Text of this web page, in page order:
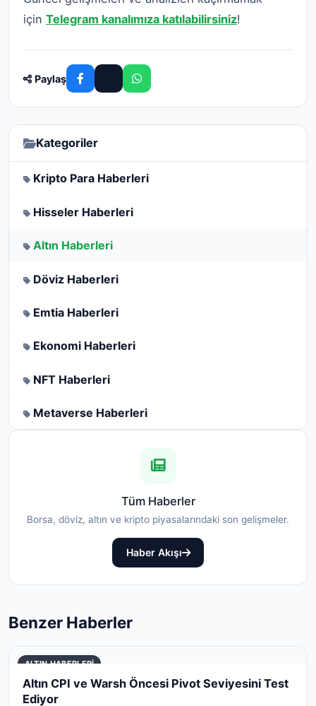
için Telegram kanalımıza katılabilirsiniz!
Paylaş
Kategoriler
Kripto Para Haberleri
Hisseler Haberleri
Altın Haberleri
Döviz Haberleri
Emtia Haberleri
Ekonomi Haberleri
NFT Haberleri
Metaverse Haberleri
Tüm Haberler
Borsa, döviz, altın ve kripto piyasalarındaki son gelişmeler.
Haber Akışı
Benzer Haberler
ALTIN HABERLERI
Altın CPI ve Warsh Öncesi Pivot Seviyesini Test
Ediyor